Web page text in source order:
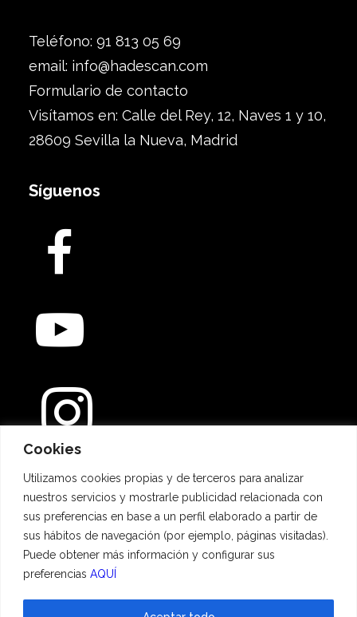
Cookies
Utilizamos cookies propias y de terceros para analizar
nuestros servicios y mostrarle publicidad relacionada con
sus preferencias en base a un perfil elaborado a partir de
sus hábitos de navegación (por ejemplo, páginas visitadas).
Puede obtener más información y configurar sus
preferencias AQUÍ
Teléfono: 91 813 05 69
email: info@hadescan.com
Formulario de contacto
Visítamos en: Calle del Rey, 12, Naves 1 y 10,
28609 Sevilla la Nueva, Madrid
Síguenos
Métodos de pago